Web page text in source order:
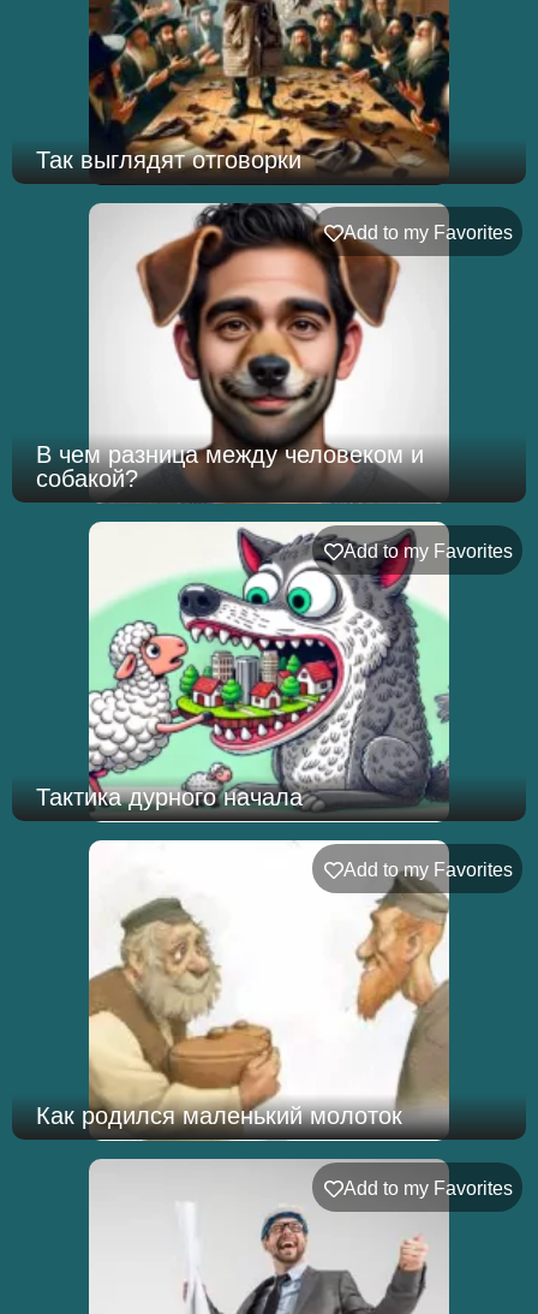
Так выглядят отговорки
Add to my Favorites
В чем разница между человеком и
собакой?
Add to my Favorites
Тактика дурного начала
Add to my Favorites
Как родился маленький молоток
Add to my Favorites